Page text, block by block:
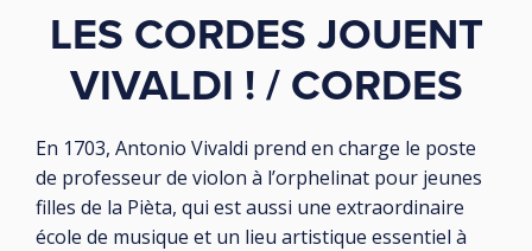
LES CORDES JOUENT
VIVALDI ! / CORDES
En 1703, Antonio Vivaldi prend en charge le poste
de professeur de violon à l’orphelinat pour jeunes
filles de la Pièta, qui est aussi une extraordinaire
école de musique et un lieu artistique essentiel à